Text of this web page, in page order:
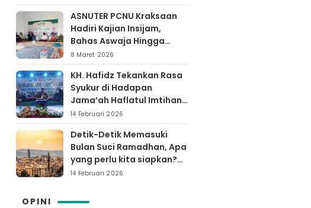
ASNUTER PCNU Kraksaan
Hadiri Kajian Insijam,
Bahas Aswaja Hingga
Dinamika Timur Tengah
8 Maret 2026
KH. Hafidz Tekankan Rasa
Syukur di Hadapan
Jama’ah Haflatul Imtihan
Arrozaq Bucor
Probolinggo
14 Februari 2026
Detik-Detik Memasuki
Bulan Suci Ramadhan, Apa
yang perlu kita siapkan?
Yuk simak…
14 Februari 2026
OPINI